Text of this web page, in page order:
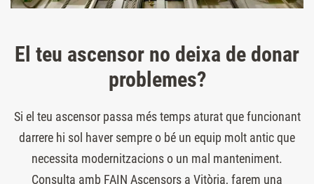
El teu ascensor no deixa de donar
problemes?
Si el teu ascensor passa més temps aturat que funcionant
darrere hi sol haver sempre o bé un equip molt antic que
necessita modernitzacions o un mal manteniment.
Consulta amb FAIN Ascensors a Vitòria, farem una